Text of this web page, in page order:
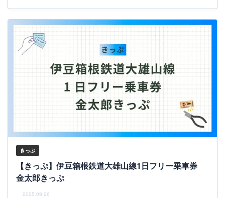
きっぷ
【きっぷ】伊豆箱根鉄道大雄山線1日フリー乗車券
金太郎きっぷ
2025.09.26